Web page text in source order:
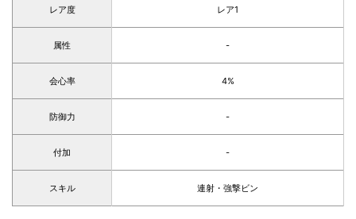
レア度 レア1
属性 -
会心率 4%
防御力 -
付加 -
スキル 連射・強撃ビン